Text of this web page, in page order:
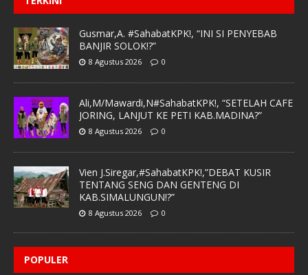
Gusmar,A. #SahabatKPK!, “INI SI PENYEBAB
BANJIR SOLOK!?”
8 Agustus 2026 0
Ali,M/Mawardi,N#SahabatKPK!, “SETELAH CAFE
JORING, LANJUT KE PETI KAB.MADINA?”
8 Agustus 2026 0
Vien J.Siregar,#SahabatKPK!,”DEBAT KUSIR
TENTANG SENG DAN GENTENG DI
KAB.SIMALUNGUN!?”
8 Agustus 2026 0
POPULER